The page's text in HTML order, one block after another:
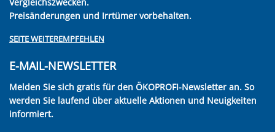
Vergleichszwecken.
Preisänderungen und Irrtümer vorbehalten.
SEITE WEITEREMPFEHLEN
E-MAIL-NEWSLETTER
Melden Sie sich gratis für den ÖKOPROFI-Newsletter an. So
werden Sie laufend über aktuelle Aktionen und Neuigkeiten
informiert.